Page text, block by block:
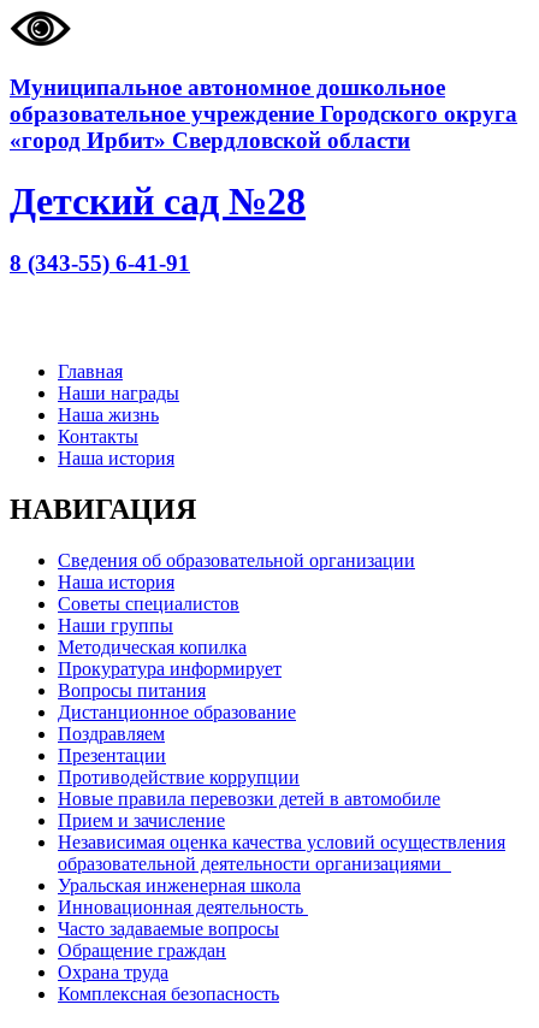
Муниципальное автономное дошкольное
образовательное учреждение Городского округа
«город Ирбит» Свердловской области
Детский сад №28
8 (343-55) 6-41-91
Главная
Наши награды
Наша жизнь
Контакты
Наша история
НАВИГАЦИЯ
Сведения об образовательной организации
Наша история
Советы специалистов
Наши группы
Методическая копилка
Прокуратура информирует
Вопросы питания
Дистанционное образование
Поздравляем
Презентации
Противодействие коррупции
Новые правила перевозки детей в автомобиле
Прием и зачисление
Независимая оценка качества условий осуществления
образовательной деятельности организациями
Уральская инженерная школа
Инновационная деятельность
Часто задаваемые вопросы
Обращение граждан
Охрана труда
Комплексная безопасность